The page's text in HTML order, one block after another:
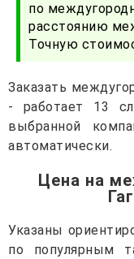
по
расстоянию
Точную
Заказать
- работает 13
выбранной
автоматически.
Цена на
Указаны
по популярным